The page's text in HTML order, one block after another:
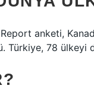
anketi,
Türkiye, 78 ülkeyi